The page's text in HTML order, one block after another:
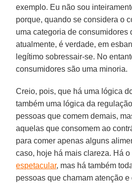
exemplo. Eu não sou
porque, quando se considera o
uma categoria de consumidores
atualmente, é verdade, em
legítimo sobressair-se. No
consumidores são uma minoria.
Creio, pois, que há uma lógica
também uma lógica da
pessoas que comem demais,
aquelas que consomem ao
para comer apenas alguns
caso, hoje há mais clareza. Há o
espetacular, mas há também
pessoas que chamam atenção e